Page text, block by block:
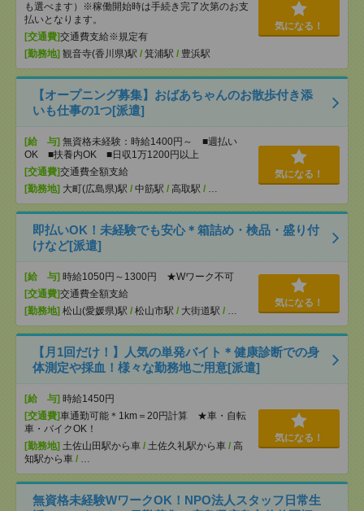
も選べます）※稼働開始時は手続き完了次第のお支
払いとなります。
[交通費]交通費支給※規定有
[勤務地] 観音寺(香川県)駅 / 箕浦駅 / 豊浜駅
気になる！
【オープニング募集】おばあちゃんのお散歩付き添
いも仕事の1つ[派遣]
[給 与] 無資格未経験：時給1400円～ ■週払い
OK ■扶養内OK ■日収1万1200円以上
[交通費]交通費全額支給
[勤務地] 大町(広島県)駅 / 中筋駅 / 高取駅 / …
気になる！
即払いOK！未経験でも安心＊箱詰め・検品・盛り付
けなど[派遣]
[給 与] 時給1050円～1300円 ★Wワーク不可
[交通費]交通費全額支給
[勤務地] 松山(愛媛県)駅 / 松山市駅 / 大街道駅 / …
気になる！
【月1回だけ！】人気の単発バイト＊健康診断での身
体測定や採血！様々な勤務地ご用意[派遣]
[給 与] 時給1450円
[交通費]車通勤可能＊1km＝20円計算 ★車・自転
車・バイクOK！
[勤務地] 土佐山田駅から車 / 土佐久礼駅から車 / 高
知駅から車 / …
気になる！
無資格未経験WワークOK！NPO法人スタッフ日常生